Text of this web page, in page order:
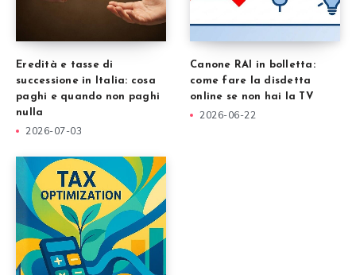
Eredità e tasse di
successione in Italia: cosa
paghi e quando non paghi
nulla
2026-07-03
Canone RAI in bolletta:
come fare la disdetta
online se non hai la TV
2026-06-22